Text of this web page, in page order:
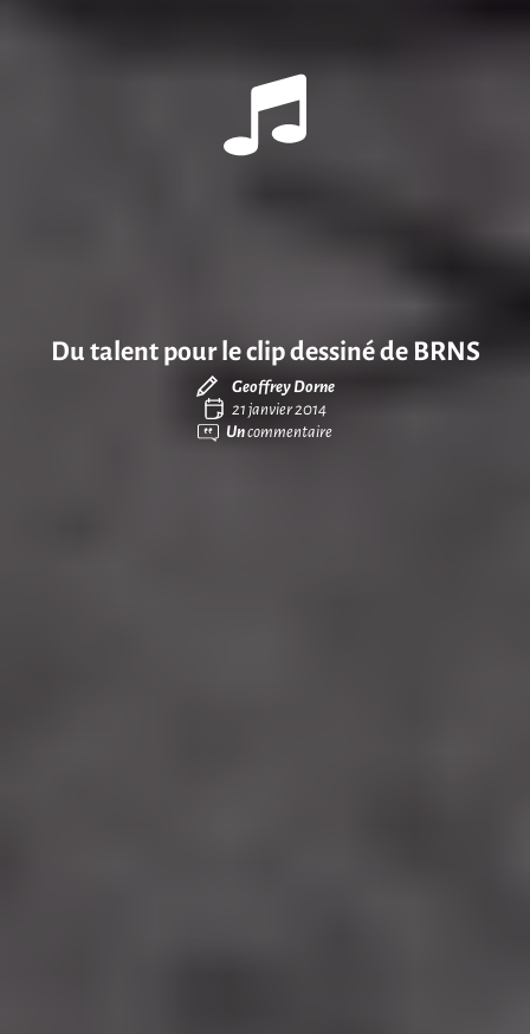
Du talent pour le clip dessiné de BRNS
Geoffrey Dorne
21 janvier 2014
Uncommentaire